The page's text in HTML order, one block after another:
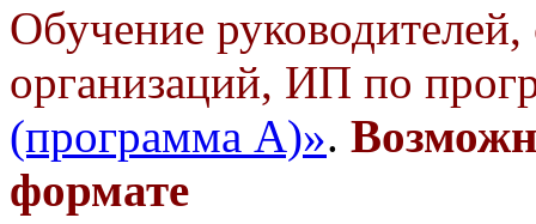
Обучение
организаций, ИП по
(программа А)».
формате